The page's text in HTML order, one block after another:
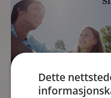
Dette